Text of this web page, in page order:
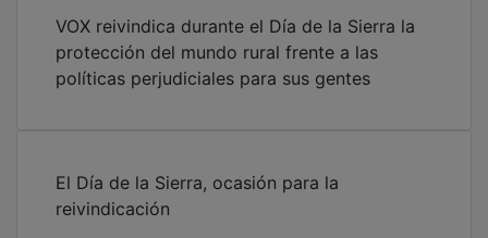
protección del mundo rural frente a las
políticas perjudiciales para sus gentes
reivindicación